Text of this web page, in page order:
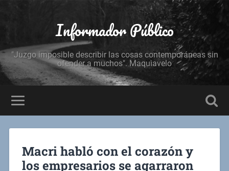
Informador Público
"Juzgo imposible describir las cosas contemporáneas sin
ofender a muchos". Maquiavelo
Macri habló con el corazón y
los empresarios se agarraron